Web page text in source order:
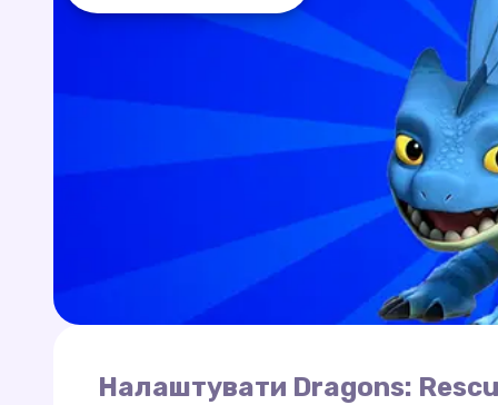
Налаштувати Dragons: